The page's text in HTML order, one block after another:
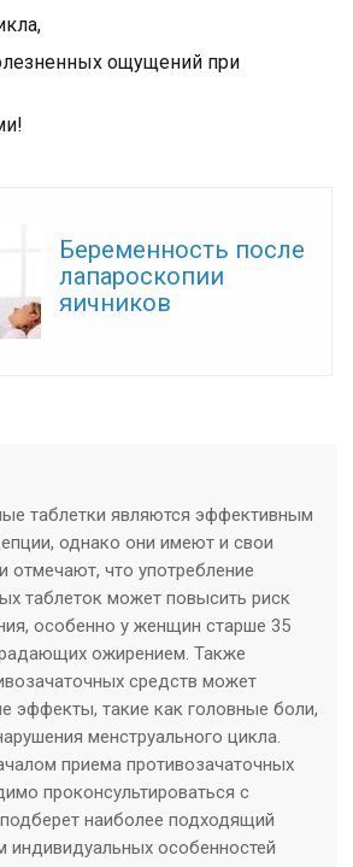
ощущений при
Беременность после
лапароскопии
яичников
таблетки являются эффективным
однако они имеют и свои
отмечают, что употребление
таблеток может повысить риск
особенно у женщин старше 35
ожирением. Также
средств может
эффекты, такие как головные боли,
менструального цикла.
приема противозачаточных
проконсультироваться с
наиболее подходящий
индивидуальных особенностей